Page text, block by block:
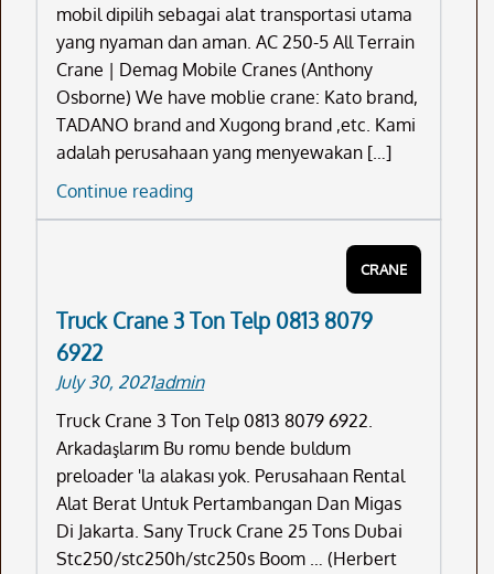
mobil dipilih sebagai alat transportasi utama
yang nyaman dan aman. AC 250-5 All Terrain
Crane | Demag Mobile Cranes (Anthony
Osborne) We have moblie crane: Kato brand,
TADANO brand and Xugong brand ,etc. Kami
adalah perusahaan yang menyewakan […]
Continue readingMobil
Crane
0813
6922
CRANE
Truck Crane 3 Ton Telp 0813 8079
6922
July 30, 2021admin
Truck Crane 3 Ton Telp 0813 8079 6922.
Arkadaşlarım Bu romu bende buldum
preloader 'la alakası yok. Perusahaan Rental
Alat Berat Untuk Pertambangan Dan Migas
Di Jakarta. Sany Truck Crane 25 Tons Dubai
Stc250/stc250h/stc250s Boom … (Herbert